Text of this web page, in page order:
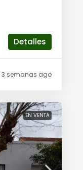
Detalles
3 semanas ago
EN VENTA